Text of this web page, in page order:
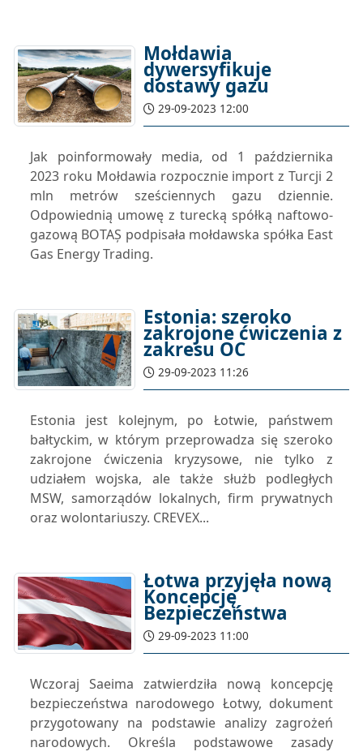
Mołdawia
dywersyfikuje
dostawy gazu
29-09-2023 12:00
Jak poinformowały media, od 1 października
2023 roku Mołdawia rozpocznie import z Turcji 2
mln metrów sześciennych gazu dziennie.
Odpowiednią umowę z turecką spółką naftowo-
gazową BOTAȘ podpisała mołdawska spółka East
Gas Energy Trading.
Estonia: szeroko
zakrojone ćwiczenia z
zakresu OC
29-09-2023 11:26
Estonia jest kolejnym, po Łotwie, państwem
bałtyckim, w którym przeprowadza się szeroko
zakrojone ćwiczenia kryzysowe, nie tylko z
udziałem wojska, ale także służb podległych
MSW, samorządów lokalnych, firm prywatnych
oraz wolontariuszy. CREVEX...
Łotwa przyjęła nową
Koncepcję
Bezpieczeństwa
29-09-2023 11:00
Wczoraj Saeima zatwierdziła nową koncepcję
bezpieczeństwa narodowego Łotwy, dokument
przygotowany na podstawie analizy zagrożeń
narodowych. Określa podstawowe zasady